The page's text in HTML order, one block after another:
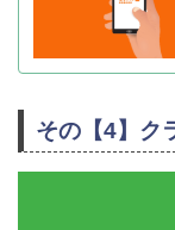
その【4】ク